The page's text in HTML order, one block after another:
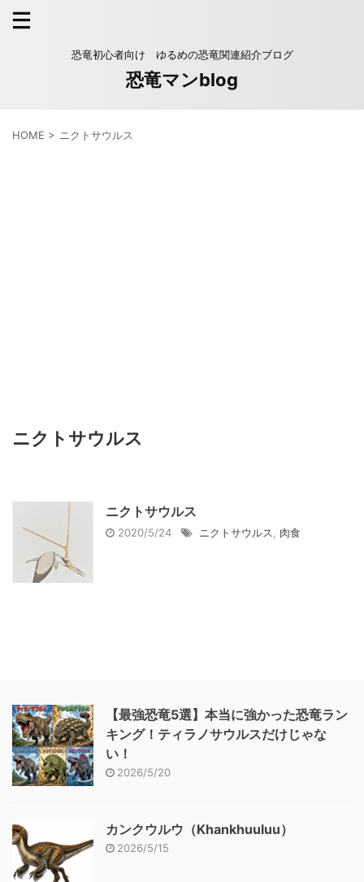
恐竜初心者向け ゆるめの恐竜関連紹介ブログ
恐竜マンblog
HOME > ニクトサウルス
ニクトサウルス
ニクトサウルス
2020/5/24 ニクトサウルス 肉食
【最強恐竜5選】本当に強かった恐竜ラン
キング！ティラノサウルスだけじゃな
い！
2026/5/20
カンクウルウ（Khankhuuluu）
2026/5/15